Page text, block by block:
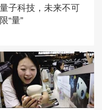
量子科技，未来不可
限“量”